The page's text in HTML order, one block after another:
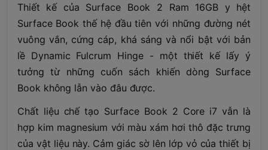
Thiết kế của Surface Book 2 Ram 16GB y hệt
Surface Book thế hệ đầu tiên với những đường nét
vuông vắn, cứng cáp, khá sáng và nổi bật với bản
lề Dynamic Fulcrum Hinge - một thiết kế lấy ý
tưởng từ những cuốn sách khiến dòng Surface
Book không lẫn vào đâu được.
Chất liệu chế tạo Surface Book 2 Core i7 vẫn là
hợp kim magnesium với màu xám hơi thô đặc trưng
của vật liệu này. Cảm giác sờ lên lớp vỏ của thiết bị